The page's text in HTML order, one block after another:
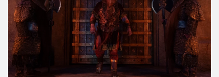
собственными руками притащила его
обратно в Средиземье, придала ему
мотивации и вернула его на путь
тёмного властелина. Как говорится, с
такими врагами и друзей не надо.